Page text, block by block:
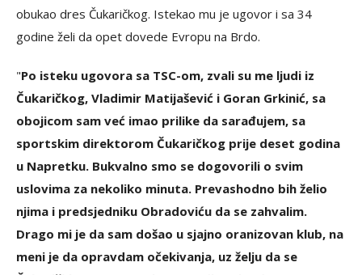
obukao dres Čukaričkog. Istekao mu je ugovor i sa 34
godine želi da opet dovede Evropu na Brdo.
"Po isteku ugovora sa TSC-om, zvali su me ljudi iz
Čukaričkog, Vladimir Matijašević i Goran Grkinić, sa
obojicom sam već imao prilike da sarađujem, sa
sportskim direktorom Čukaričkog prije deset godina
u Napretku. Bukvalno smo se dogovorili o svim
uslovima za nekoliko minuta. Prevashodno bih želio
njima i predsjedniku Obradoviću da se zahvalim.
Drago mi je da sam došao u sjajno oranizovan klub, na
meni je da opravdam očekivanja, uz želju da se